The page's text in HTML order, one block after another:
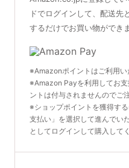
ドでログインして、配送先
するだけでお買い物ができま
※Amazonポイントはご利用い
※Amazon Payを利用してお
ントは付与されませんのでご
※ショップポイントを獲得す
支払い」を選択して進んでい
としてログインして購入して